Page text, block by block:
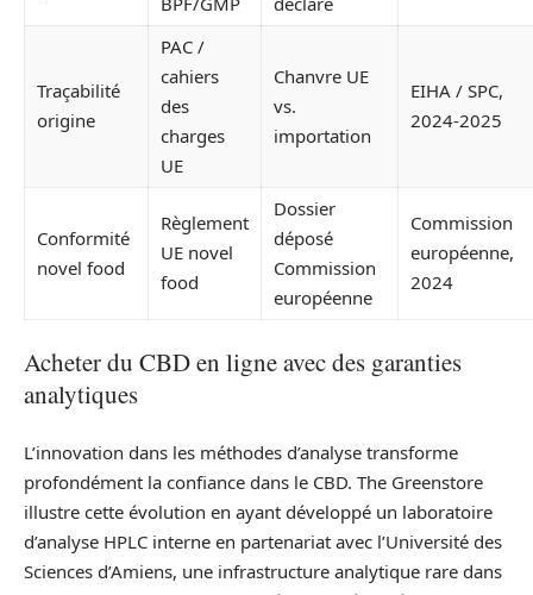
Traçabilité
origine
PAC /
cahiers
des
charges
UE
Chanvre UE
vs.
importation
EIHA / SPC,
2024-2025
Conformité
novel food
Règlement
UE novel
food
Dossier
déposé
Commission
européenne
Commission
européenne,
2024
Acheter du CBD en ligne avec des garanties
analytiques
L’innovation dans les méthodes d’analyse transforme
profondément la confiance dans le CBD. The Greenstore
illustre cette évolution en ayant développé un laboratoire
d’analyse HPLC interne en partenariat avec l’Université des
Sciences d’Amiens, une infrastructure analytique rare dans